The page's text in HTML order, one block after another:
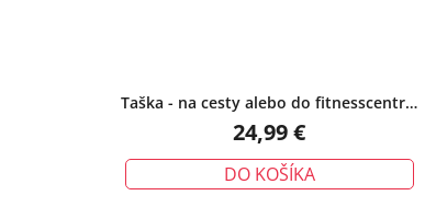
Taška - na cesty alebo do fitnesscentra,
ružová
24,99 €
DO KOŠÍKA